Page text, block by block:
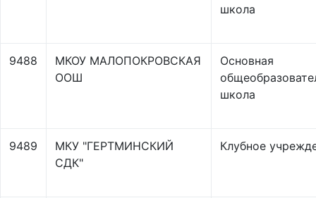
школа
9488
МКОУ МАЛОПОКРОВСКАЯ
ООШ
Основная
школа
9489
МКУ "ГЕРТМИНСКИЙ
СДК"
Клубное